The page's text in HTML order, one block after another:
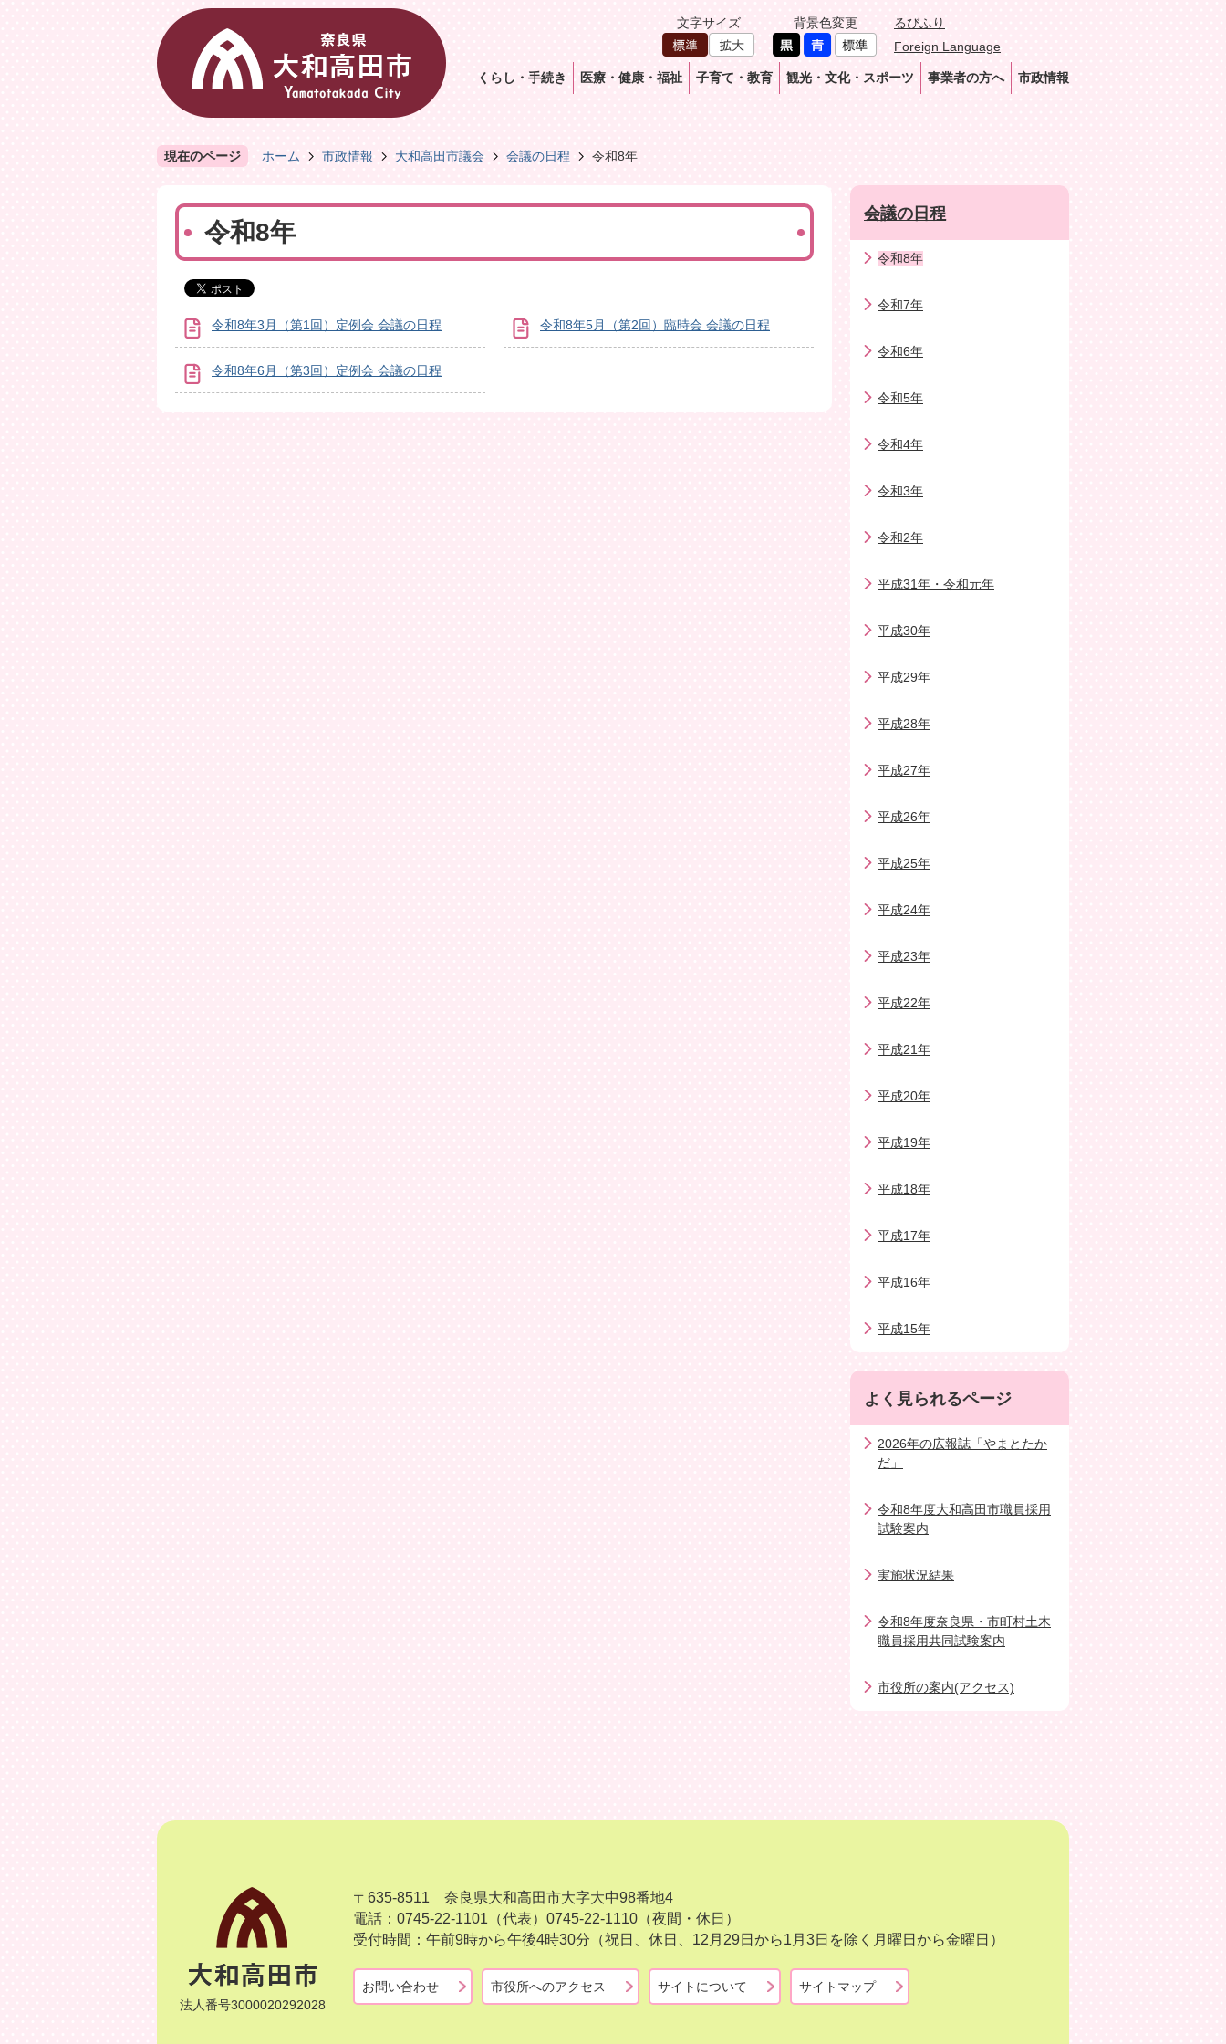
文字サイズ 背景色変更
るびふり
Foreign Language
くらし・手続き 医療・健康・福祉 子育て・教育 観光・文化・スポーツ 事業者の方へ 市政情報
現在のページ ホーム 市政情報 大和高田市議会 会議の日程 令和8年
令和8年
令和8年3月（第1回）定例会 会議の日程 令和8年5月（第2回）臨時会 会議の日程
令和8年6月（第3回）定例会 会議の日程
会議の日程
令和8年
令和7年
令和6年
令和5年
令和4年
令和3年
令和2年
平成31年・令和元年
平成30年
平成29年
平成28年
平成27年
平成26年
平成25年
平成24年
平成23年
平成22年
平成21年
平成20年
平成19年
平成18年
平成17年
平成16年
平成15年
よく見られるページ
2026年の広報誌「やまとたか
だ」
令和8年度大和高田市職員採用
試験案内
実施状況結果
令和8年度奈良県・市町村土木
職員採用共同試験案内
市役所の案内(アクセス)
法人番号3000020292028
〒635-8511 奈良県大和高田市大字大中98番地4
電話：0745-22-1101（代表） 0745-22-1110（夜間・休日）
受付時間：午前9時から午後4時30分（祝日、休日、12月29日から1月3日を除く月曜日から金曜日）
お問い合わせ 市役所へのアクセス サイトについて サイトマップ